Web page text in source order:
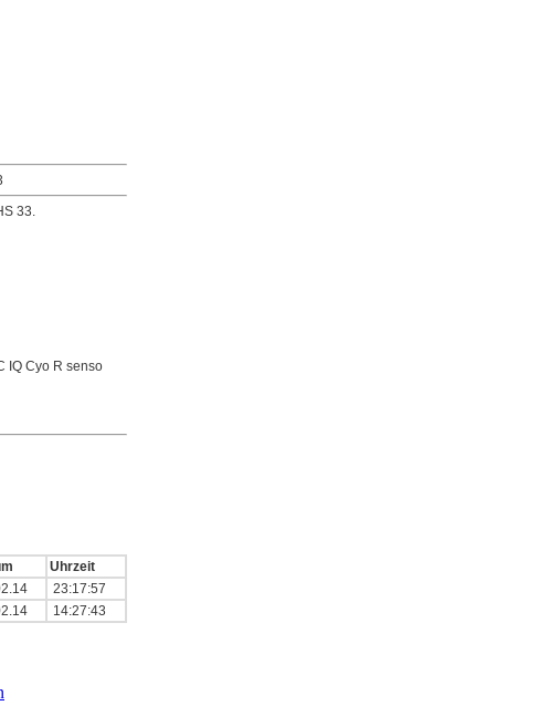
33.
IQ Cyo R senso
Uhrzeit
23:17:57
14:27:43